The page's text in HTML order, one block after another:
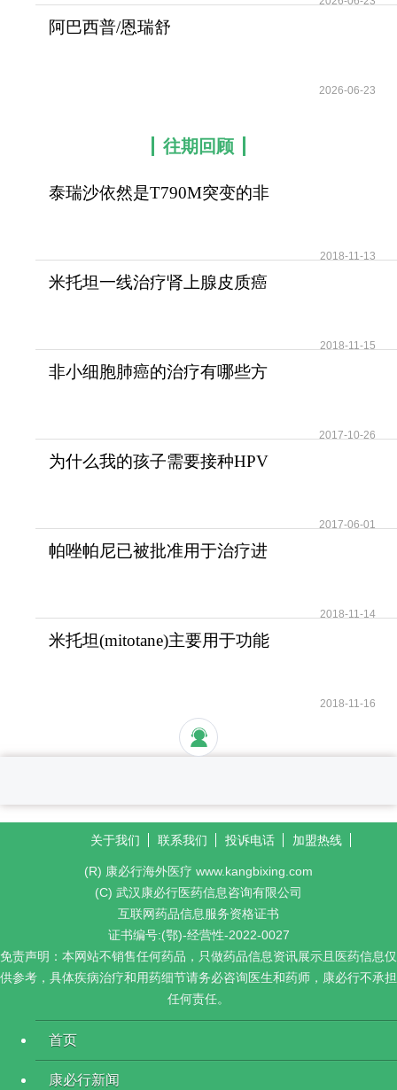
阿巴西普/恩瑞舒
2026-06-23
往期回顾
泰瑞沙依然是T790M突变的非
2018-11-13
米托坦一线治疗肾上腺皮质癌
2018-11-15
非小细胞肺癌的治疗有哪些方
2017-10-26
为什么我的孩子需要接种HPV
2017-06-01
帕唑帕尼已被批准用于治疗进
2018-11-14
米托坦(mitotane)主要用于功能
2018-11-16
关于我们 联系我们 投诉电话 加盟热线
(R) 康必行海外医疗 www.kangbixing.com
(C) 武汉康必行医药信息咨询有限公司
互联网药品信息服务资格证书
证书编号:(鄂)-经营性-2022-0027
免责声明：本网站不销售任何药品，只做药品信息资讯展示且医药信息仅
供参考，具体疾病治疗和用药细节请务必咨询医生和药师，康必行不承担
任何责任。
首页
康必行新闻